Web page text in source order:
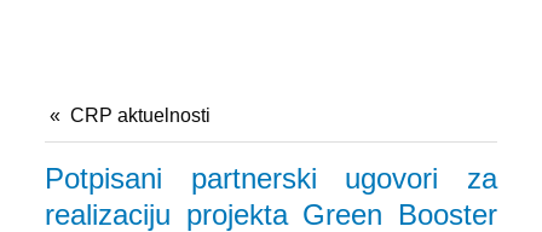
CRP aktuelnosti
Potpisani partnerski ugovori za
realizaciju projekta Green Booster